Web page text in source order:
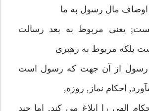
اوصاف مال رسول به ما
يعنى مربوط به بعد رسالت
بلكه مربوط به رهبرى
رسول از آن جهت كه رسول است
احكام نماز, روزه,
الهى را ابلاغ مى كند, اما چند